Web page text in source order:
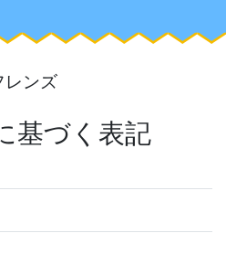
レンズ
基づく表記